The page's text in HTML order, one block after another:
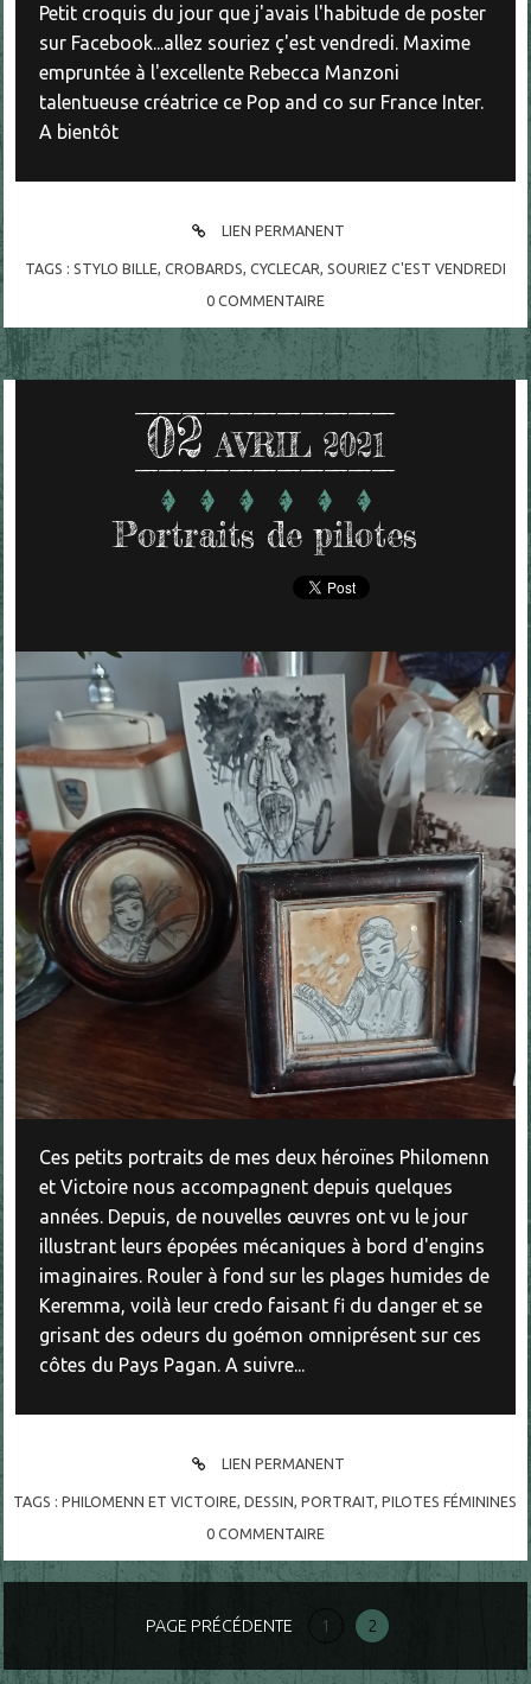
Petit croquis du jour que j'avais l'habitude de poster
sur Facebook...allez souriez ç'est vendredi. Maxime
empruntée à l'excellente Rebecca Manzoni
talentueuse créatrice ce Pop and co sur France Inter.
A bientôt
LIEN PERMANENT
TAGS : STYLO BILLE, CROBARDS, CYCLECAR, SOURIEZ C'EST VENDREDI
0 COMMENTAIRE
02 AVRIL 2021
Portraits de pilotes
Ces petits portraits de mes deux héroïnes Philomenn
et Victoire nous accompagnent depuis quelques
années. Depuis, de nouvelles œuvres ont vu le jour
illustrant leurs épopées mécaniques à bord d'engins
imaginaires. Rouler à fond sur les plages humides de
Keremma, voilà leur credo faisant fi du danger et se
grisant des odeurs du goémon omniprésent sur ces
côtes du Pays Pagan. A suivre...
LIEN PERMANENT
TAGS :PHILOMENN ET VICTOIRE,DESSIN,PORTRAIT,PILOTES FÉMININES
0 COMMENTAIRE
PAGE PRÉCÉDENTE 1 2